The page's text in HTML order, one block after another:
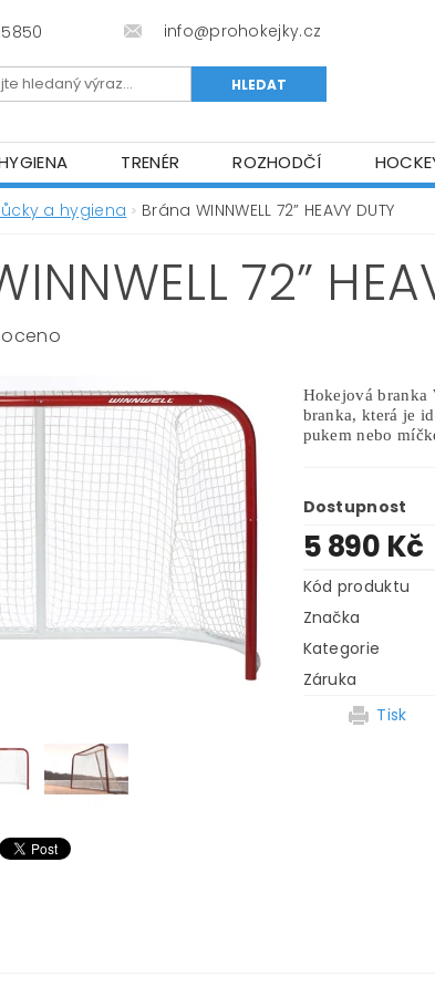
info@prohokejky.cz
TRENÉR ROZHODČÍ
OBCHODNÍ PODMÍNKY NAPIŠTE NÁM
a hygiena Brána WINNWELL 72” HEAVY DUTY
72”
Hokejová branka
branka, která je
pukem nebo
Dostupnost
5 890 Kč
Kód produktu
Značka
Kategorie
Záruka
Tisk